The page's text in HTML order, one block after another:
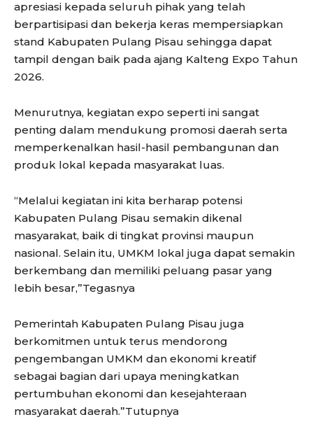
apresiasi kepada seluruh pihak yang telah
berpartisipasi dan bekerja keras mempersiapkan
stand Kabupaten Pulang Pisau sehingga dapat
tampil dengan baik pada ajang Kalteng Expo Tahun
2026.
Menurutnya, kegiatan expo seperti ini sangat
penting dalam mendukung promosi daerah serta
memperkenalkan hasil-hasil pembangunan dan
produk lokal kepada masyarakat luas.
“Melalui kegiatan ini kita berharap potensi
Kabupaten Pulang Pisau semakin dikenal
masyarakat, baik di tingkat provinsi maupun
nasional. Selain itu, UMKM lokal juga dapat semakin
berkembang dan memiliki peluang pasar yang
lebih besar,”Tegasnya
Pemerintah Kabupaten Pulang Pisau juga
berkomitmen untuk terus mendorong
pengembangan UMKM dan ekonomi kreatif
sebagai bagian dari upaya meningkatkan
pertumbuhan ekonomi dan kesejahteraan
masyarakat daerah.”Tutupnya